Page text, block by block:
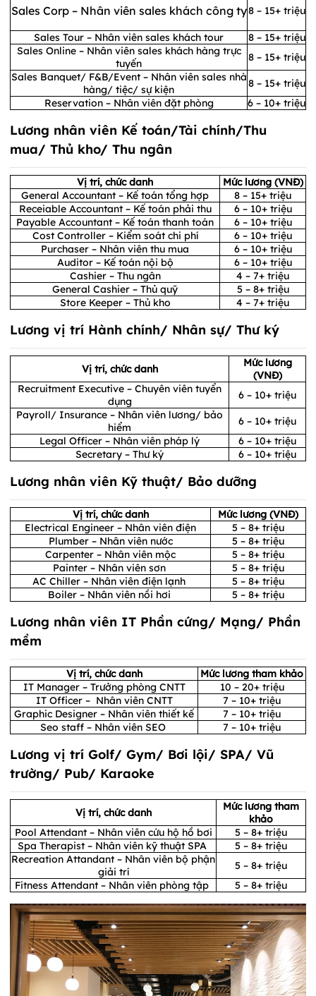
Sales Corp – Nhân viên sales khách công ty8 – 15+ triệu
Sales Tour – Nhân viên sales khách tour
8 – 15+ triệu
Sales Online – Nhân viên sales khách hàng trực
tuyến
8 – 15+ triệu
Sales Banquet/ F&B/Event – Nhân viên sales nhà
hàng/ tiệc/ sự kiện
8 – 15+ triệu
Reservation – Nhân viên đặt phòng
6 – 10+ triệu
Lương nhân viên Kế toán/Tài chính/Thu
mua/ Thủ kho/ Thu ngân
Vị trí, chức danh
Mức lương (VNĐ)
General Accountant – Kế toán tổng hợp
8 – 15+ triệu
Receiable Accountant – Kế toán phải thu
6 – 10+ triệu
Payable Accountant – Kế toán thanh toán
6 – 10+ triệu
Cost Controller – Kiểm soát chi phí
6 – 10+ triệu
Purchaser – Nhân viên thu mua
6 – 10+ triệu
Auditor – Kế toán nội bộ
6 – 10+ triệu
Cashier – Thu ngân
4 – 7+ triệu
General Cashier – Thủ quỹ
5 – 8+ triệu
Store Keeper – Thủ kho
4 – 7+ triệu
Lương vị trí Hành chính/ Nhân sự/ Thư ký
Vị trí, chức danh
Mức lương
(VNĐ)
Recruitment Executive – Chuyên viên tuyển
dụng
6 – 10+ triệu
Payroll/ Insurance – Nhân viên lương/ bảo
hiểm
6 – 10+ triệu
Legal Officer – Nhân viên pháp lý
6 – 10+ triệu
Secretary – Thư ký
6 – 10+ triệu
Lương nhân viên Kỹ thuật/ Bảo dưỡng
Vị trí, chức danh
Mức lương (VNĐ)
Electrical Engineer – Nhân viên điện
5 – 8+ triệu
Plumber – Nhân viên nước
5 – 8+ triệu
Carpenter – Nhân viên mộc
5 – 8+ triệu
Painter – Nhân viên sơn
5 – 8+ triệu
AC Chiller – Nhân viên điện lạnh
5 – 8+ triệu
Boiler – Nhân viên nồi hơi
5 – 8+ triệu
Lương nhân viên IT Phần cứng/ Mạng/ Phần
mềm
Vị trí, chức danh
Mức lương tham khảo
IT Manager – Trưởng phòng CNTT
10 – 20+ triệu
IT Officer – Nhân viên CNTT
7 – 10+ triệu
Graphic Designer – Nhân viên thiết kế
7 – 10+ triệu
Seo staff – Nhân viên SEO
7 – 10+ triệu
Lương vị trí Golf/ Gym/ Bơi lội/ SPA/ Vũ
trường/ Pub/ Karaoke
Vị trí, chức danh
Mức lương tham
khảo
Pool Attendant – Nhân viên cứu hộ hồ bơi
5 – 8+ triệu
Spa Therapist – Nhân viên kỹ thuật SPA
5 – 8+ triệu
Recreation Attandant – Nhân viên bộ phận
giải trí
5 – 8+ triệu
Fitness Attendant – Nhân viên phòng tập
5 – 8+ triệu